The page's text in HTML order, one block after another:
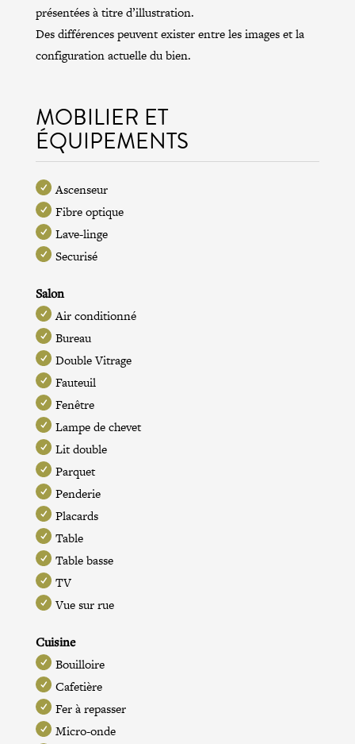
présentées à titre d’illustration.
Des différences peuvent exister entre les images et la
configuration actuelle du bien.
MOBILIER ET
ÉQUIPEMENTS
Ascenseur
Fibre optique
Lave-linge
Securisé
Salon
Air conditionné
Bureau
Double Vitrage
Fauteuil
Fenêtre
Lampe de chevet
Lit double
Parquet
Penderie
Placards
Table
Table basse
TV
Vue sur rue
Cuisine
Bouilloire
Cafetière
Fer à repasser
Micro-onde